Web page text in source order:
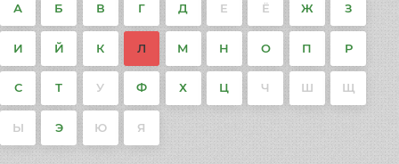
А Б В Г Д Е Ё Ж З
И Й К Л М Н О П Р
С Т У Ф Х Ц Ч Ш Щ
Ы Э Ю Я